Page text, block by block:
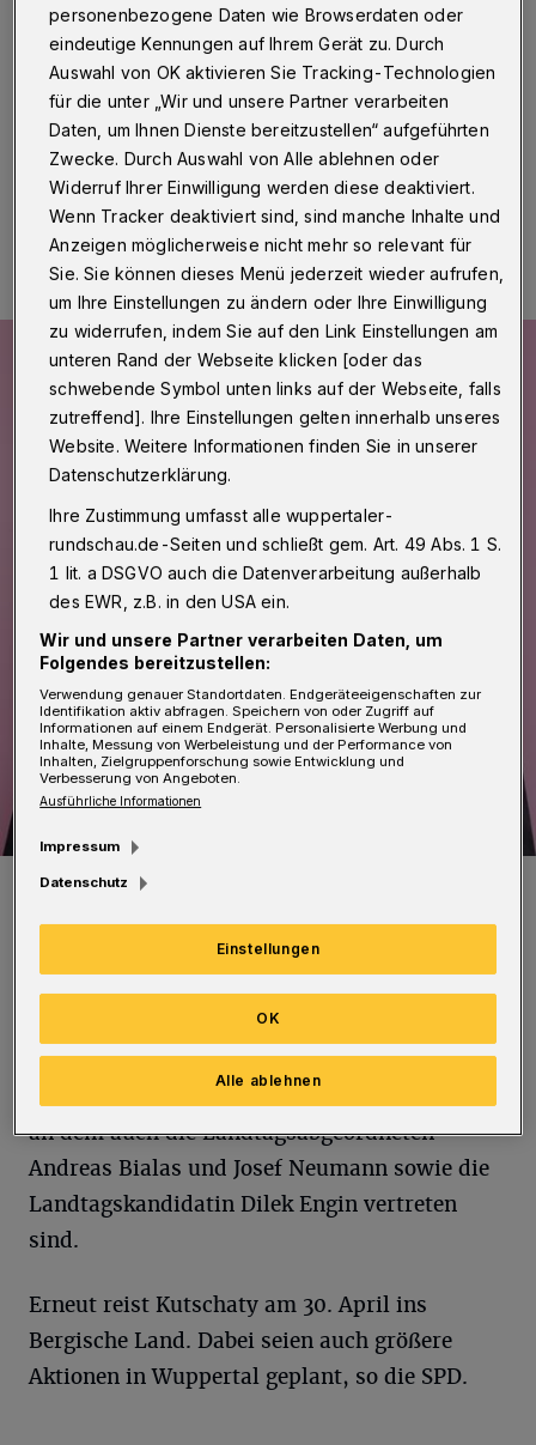
Wuppertal·Thomas Kutschaty, Spitzenkandidat der
NRW-SPD bei der Landtagswahl im Mai, kommt am
Mittwoch (13. April 2022) nach Wuppertal.
12.04.2022 , 19:26 Uhr Eine Minute Lesezeit
Thomas Kutschaty.
Er unterstützt von 7:30 bis 9 Uhr am
an dem auch die Landtagsabgeordneten
Andreas Bialas und Josef Neumann sowie die
Landtagskandidatin Dilek Engin vertreten
sind.
Erneut reist Kutschaty am 30. April ins
Bergische Land. Dabei seien auch größere
Aktionen in Wuppertal geplant, so die SPD.
personenbezogene Daten wie Browserdaten oder
eindeutige Kennungen auf Ihrem Gerät zu. Durch
Auswahl von OK aktivieren Sie Tracking-Technologien
für die unter „Wir und unsere Partner verarbeiten
Daten, um Ihnen Dienste bereitzustellen“ aufgeführten
Zwecke. Durch Auswahl von Alle ablehnen oder
Widerruf Ihrer Einwilligung werden diese deaktiviert.
Wenn Tracker deaktiviert sind, sind manche Inhalte und
Anzeigen möglicherweise nicht mehr so relevant für
Sie. Sie können dieses Menü jederzeit wieder aufrufen,
um Ihre Einstellungen zu ändern oder Ihre Einwilligung
zu widerrufen, indem Sie auf den Link Einstellungen am
unteren Rand der Webseite klicken [oder das
schwebende Symbol unten links auf der Webseite, falls
zutreffend]. Ihre Einstellungen gelten innerhalb unseres
Website. Weitere Informationen finden Sie in unserer
Datenschutzerklärung.
Ihre Zustimmung umfasst alle wuppertaler-
rundschau.de-Seiten und schließt gem. Art. 49 Abs. 1 S.
1 lit. a DSGVO auch die Datenverarbeitung außerhalb
des EWR, z.B. in den USA ein.
Wir und unsere Partner verarbeiten Daten, um
Folgendes bereitzustellen:
Verwendung genauer Standortdaten. Endgeräteeigenschaften zur
Identifikation aktiv abfragen. Speichern von oder Zugriff auf
Informationen auf einem Endgerät. Personalisierte Werbung und
Inhalte, Messung von Werbeleistung und der Performance von
Inhalten, Zielgruppenforschung sowie Entwicklung und
Verbesserung von Angeboten.
Ausführliche Informationen
Impressum
Datenschutz
Einstellungen
Alle ablehnen
OK